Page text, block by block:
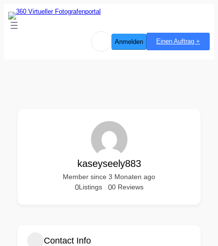
Anmelden Einen Auftrag +
kaseyseely883
Member since 3 Monaten ago
00 Reviews
0Listings
Contact Info